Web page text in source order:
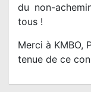
du non-
tous !
Merci à KMBO,
tenue de ce